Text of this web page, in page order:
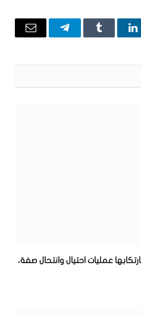
لينكدإنTumblrتيلقرامالبريد
عمليات احتيال وانتحال صفة،